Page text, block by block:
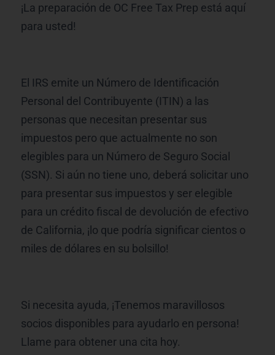
¡La preparación de OC Free Tax Prep está aquí
para usted!
El IRS emite un Número de Identificación
Personal del Contribuyente (ITIN) a las
personas que necesitan presentar sus
impuestos pero que actualmente no son
elegibles para un Número de Seguro Social
(SSN). Si aún no tiene uno, deberá solicitar uno
para presentar sus impuestos y ser elegible
para un crédito fiscal de devolución de efectivo
de California, ¡lo que podría significar cientos o
miles de dólares en su bolsillo!
Si necesita ayuda, ¡Tenemos maravillosos
socios disponibles para ayudarlo en persona!
Llame para obtener una cita hoy.